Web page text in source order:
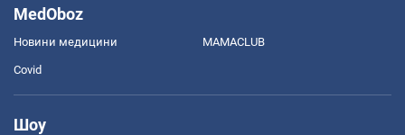
MedOboz
Новини медицини MAMACLUB
Covid
Шоу